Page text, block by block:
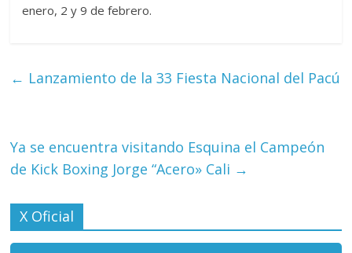
enero, 2 y 9 de febrero.
← Lanzamiento de la 33 Fiesta Nacional del Pacú
Ya se encuentra visitando Esquina el Campeón
de Kick Boxing Jorge “Acero» Cali →
X Oficial